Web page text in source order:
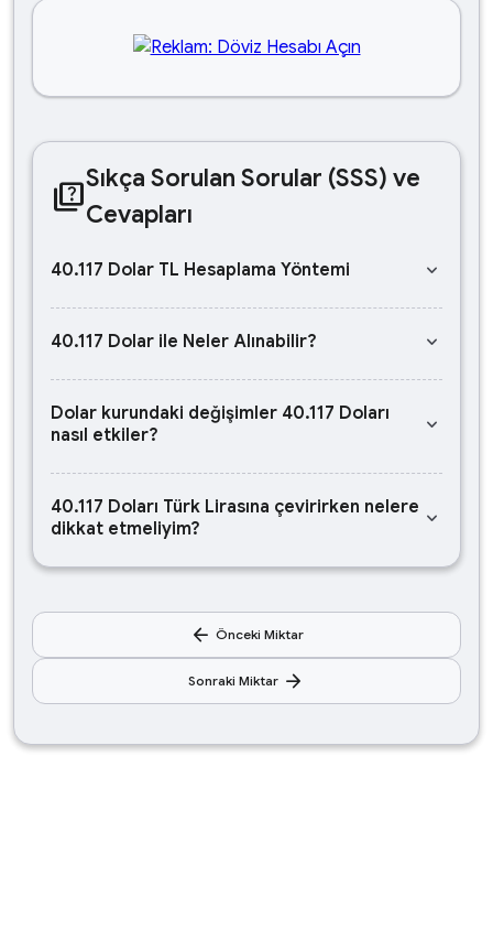
quizSıkça Sorulan Sorular (SSS) ve
Cevapları
40.117 Dolar TL Hesaplama Yöntemi keyboard_arrow_down
40.117 Dolar ile Neler Alınabilir? keyboard_arrow_down
Dolar kurundaki değişimler 40.117 Doları
nasıl etkiler?
keyboard_arrow_down
40.117 Doları Türk Lirasına çevirirken nelere
dikkat etmeliyim?
keyboard_arrow_down
arrow_back Önceki Miktar
Sonraki Miktar arrow_forward